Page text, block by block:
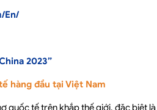
En/
2023”
hàng đầu tại Việt Nam
quốc tế trên khắp thế giới, đặc biệt